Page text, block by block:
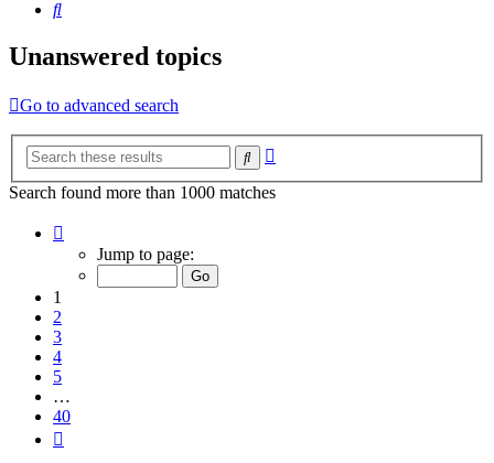
Search
Unanswered topics
Go to advanced search
Search
Search found more than 1000 matches
Jump to page:
1
2
3
4
5
…
40